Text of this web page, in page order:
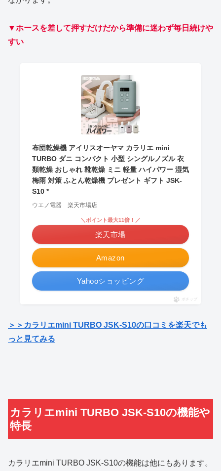
▼ホースを差して押すだけだから準備に迷わず毎日続けや
すい
布団乾燥機 アイリスオーヤマ カラリエ mini
TURBO ダニ コンパクト 小型 シングルノズル 衣
類乾燥 おしゃれ 靴乾燥 ミニ 軽量 ハイパワー 湿気
梅雨 対策 ふとん乾燥機 プレゼント ギフト JSK-
S10 *
ウエノ電器 楽天市場店
Amazon
＼ポイント最大11倍！／
楽天市場
Yahooショッピング
ポチップ
＞＞カラリエmini TURBO JSK-S10の口コミを楽天でも
っと見てみる
カラリエmini TURBO JSK-S10の機能や
特長
カラリエmini TURBO JSK-S10の機能は他にもあります。